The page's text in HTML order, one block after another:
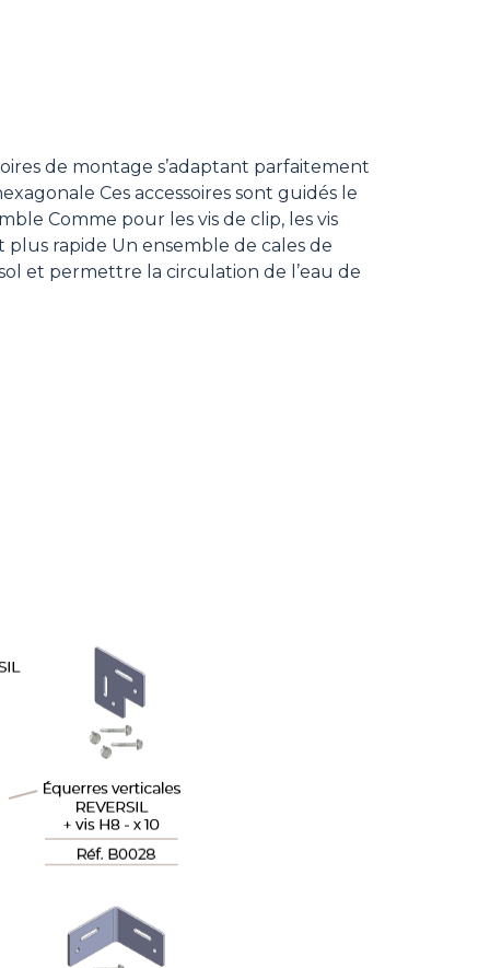
de montage s’adaptant parfaitement
Ces accessoires sont guidés le
Comme pour les vis de clip, les vis
rapide Un ensemble de cales de
et permettre la circulation de l’eau de